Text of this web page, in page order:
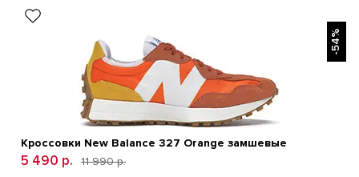
-54%
Кроссовки New Balance 327 Orange замшевые
5 490 р.
11 990 р.